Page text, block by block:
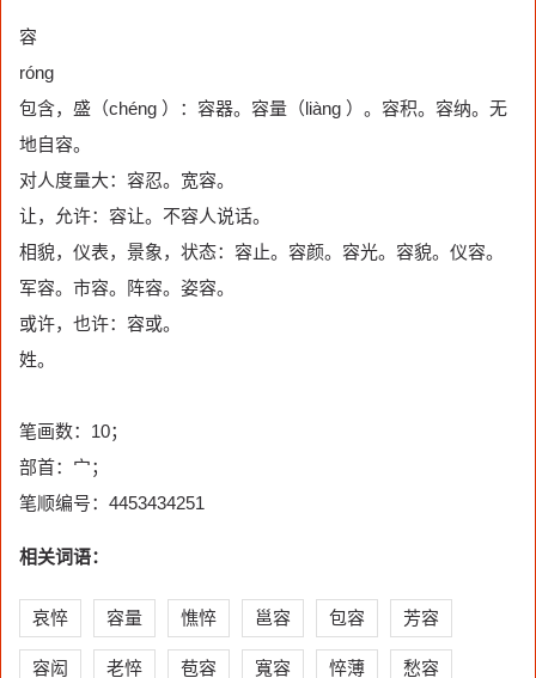
容
róng
包含，盛（chéng ）：容器。容量（liàng ）。容积。容纳。无
地自容。
对人度量大：容忍。宽容。
让，允许：容让。不容人说话。
相貌，仪表，景象，状态：容止。容颜。容光。容貌。仪容。
军容。市容。阵容。姿容。
或许，也许：容或。
姓。
笔画数：10；
部首：宀；
笔顺编号：4453434251
相关词语：
哀悴 容量 憔悴 邕容 包容 芳容
容闳 老悴 苞容 寬容 悴薄 愁容